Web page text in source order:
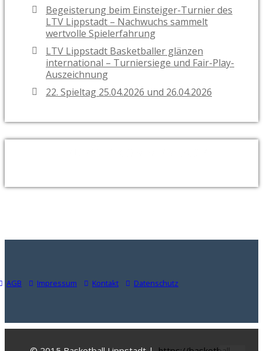
Begeisterung beim Einsteiger-Turnier des
LTV Lippstadt – Nachwuchs sammelt
wertvolle Spielerfahrung
LTV Lippstadt Basketballer glänzen
international – Turniersiege und Fair-Play-
Auszeichnung
22. Spieltag 25.04.2026 und 26.04.2026
AGB Impressum Kontakt Datenschutz